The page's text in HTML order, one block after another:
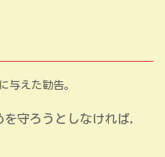
与えた勧告。
守ろうとしなければ，